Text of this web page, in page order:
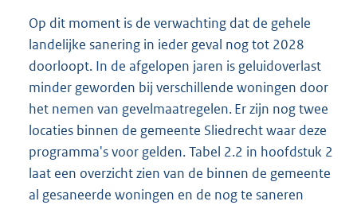
Op dit moment is de verwachting dat de gehele
landelijke sanering in ieder geval nog tot 2028
doorloopt. In de afgelopen jaren is geluidoverlast
minder geworden bij verschillende woningen door
het nemen van gevelmaatregelen. Er zijn nog twee
locaties binnen de gemeente Sliedrecht waar deze
programma's voor gelden. Tabel 2.2 in hoofdstuk 2
laat een overzicht zien van de binnen de gemeente
al gesaneerde woningen en de nog te saneren